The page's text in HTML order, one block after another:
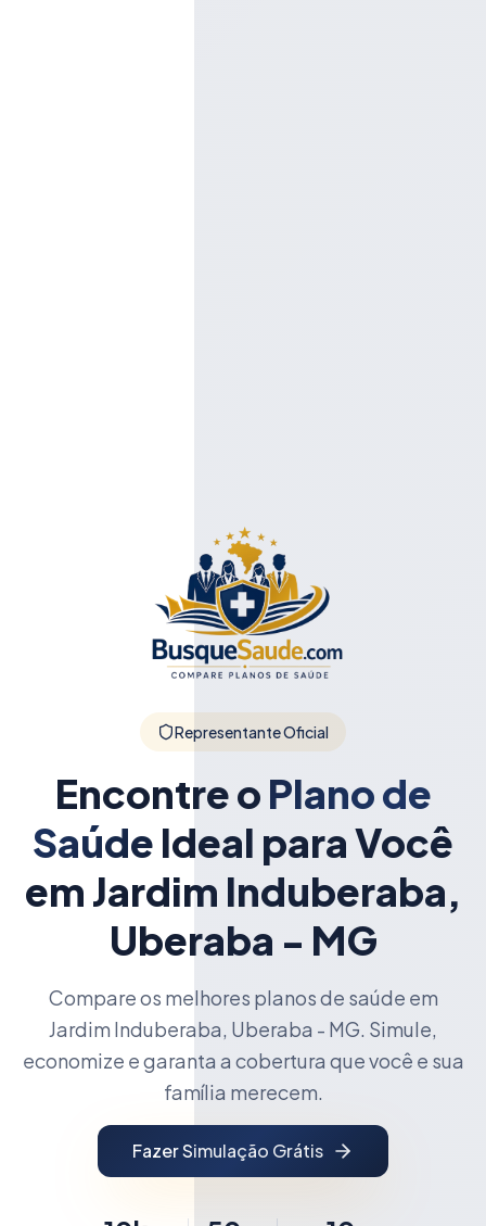
Representante Oficial
Encontre o Plano de
Saúde Ideal para Você
em Jardim Induberaba,
Uberaba - MG
Compare os melhores planos de saúde em
Jardim Induberaba, Uberaba - MG. Simule,
economize e garanta a cobertura que você e sua
família merecem.
Fazer Simulação Grátis